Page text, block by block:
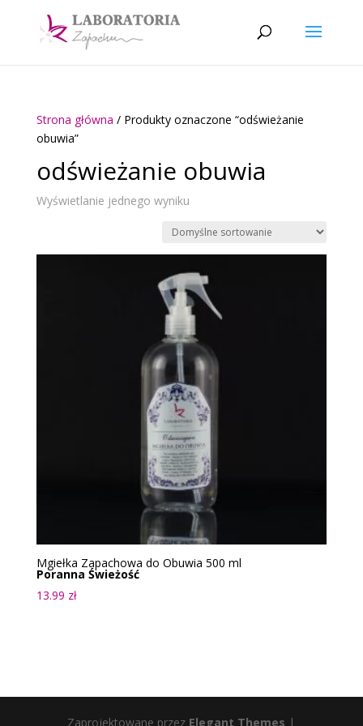
Strona główna / Produkty oznaczone “odświeżanie
obuwia”
odświeżanie obuwia
Wyświetlanie jednego wyniku
Mgiełka Zapachowa do Obuwia 500 ml
Poranna Świeżość
13.99 zł
Zaprojektowane przez Elegant Themes |